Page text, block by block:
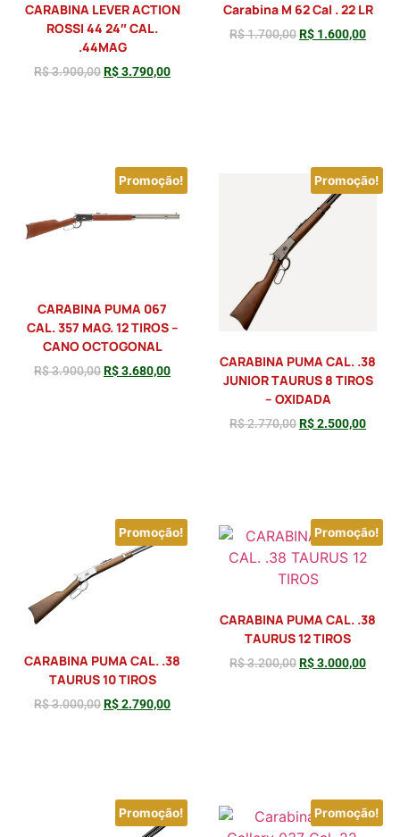
CARABINA LEVER ACTION
ROSSI 44 24″ CAL.
.44MAG
R$3.900,00R$3.790,00
Carabina M 62 Cal . 22 LR
R$1.700,00R$ 1.600,00
Promoção!
CARABINA PUMA 067
CAL. 357 MAG. 12 TIROS –
CANO OCTOGONAL
R$3.900,00R$3.680,00
Promoção!
CARABINA PUMA CAL. .38
JUNIOR TAURUS 8 TIROS
– OXIDADA
R$2.770,00R$2.500,00
Promoção!
CARABINA PUMA CAL. .38
TAURUS 10 TIROS
R$3.000,00R$2.790,00
Promoção!
CARABINA PUMA CAL. .38
TAURUS 12 TIROS
R$3.200,00R$3.000,00
Promoção! Promoção!